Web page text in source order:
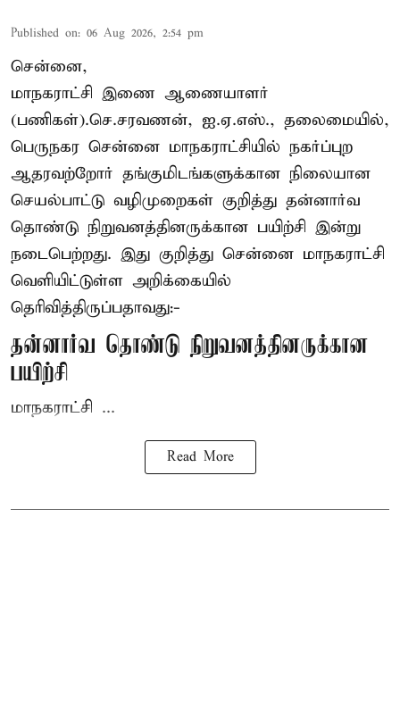
Published on: 06 Aug 2026, 2:54 pm
சென்னை,
மாநகராட்சி இணை ஆணையாளர்
(பணிகள்).செ.சரவணன், ஐ.ஏ.எஸ்., தலைமையில்,
பெருநகர சென்னை மாநகராட்சியில் நகர்ப்புற
ஆதரவற்றோர் தங்குமிடங்களுக்கான நிலையான
செயல்பாட்டு வழிமுறைகள் குறித்து தன்னார்வ
தொண்டு நிறுவனத்தினருக்கான பயிற்சி இன்று
நடைபெற்றது. இது குறித்து சென்னை மாநகராட்சி
வெளியிட்டுள்ள அறிக்கையில்
தெரிவித்திருப்பதாவது:-
தன்னார்வ தொண்டு நிறுவனத்தினருக்கான
பயிற்சி
மாநகராட்சி ...
Read More